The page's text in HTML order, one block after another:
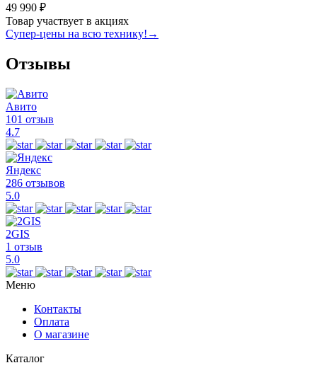
49 990 ₽
Товар участвует в акциях
Супер-цены на всю технику! →
Отзывы
Авито
101 отзыв
4.7
Яндекс
286 отзывов
5.0
2GIS
1 отзыв
5.0
Меню
Контакты
Оплата
О магазине
Каталог